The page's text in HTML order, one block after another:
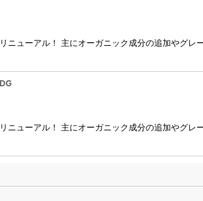
ニューアル！ 主にオーガニック成分の追加やグ
DG
ニューアル！ 主にオーガニック成分の追加やグ